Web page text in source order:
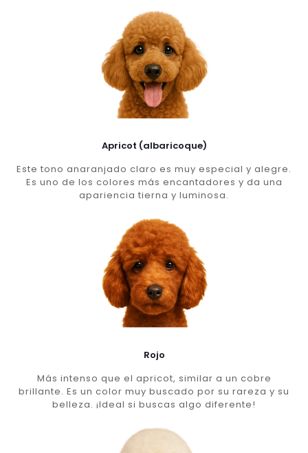
Apricot (albaricoque)
Este tono anaranjado claro es muy especial y alegre.
Es uno de los colores más encantadores y da una
apariencia tierna y luminosa.
Rojo
Más intenso que el apricot, similar a un cobre
brillante. Es un color muy buscado por su rareza y su
belleza. ¡Ideal si buscas algo diferente!